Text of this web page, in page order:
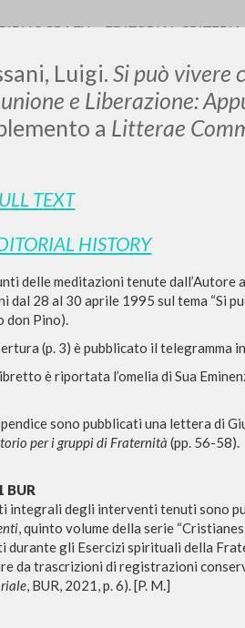
Luigi.Si può vivere
e Liberazione:
a Litterae
TEXT
HISTORY
delle meditazioni tenute
dal 28 al 30 aprile 1995 sul tema “Si
don Pino).
(p. 3) è pubblicato il telegramma
è riportata l’omelia di Sua
sono pubblicati una lettera di
per i gruppi di Fraternità (pp. 56-58).
BUR
integrali degli interventi tenuti sono
, quinto volume della serie
durante gli Esercizi spirituali della
da trascrizioni di registrazioni
, BUR, 2021, p. 6). [P. M.]
LUIGI
scritti
EDITORIAL CRITERIA
Do you want even more precise